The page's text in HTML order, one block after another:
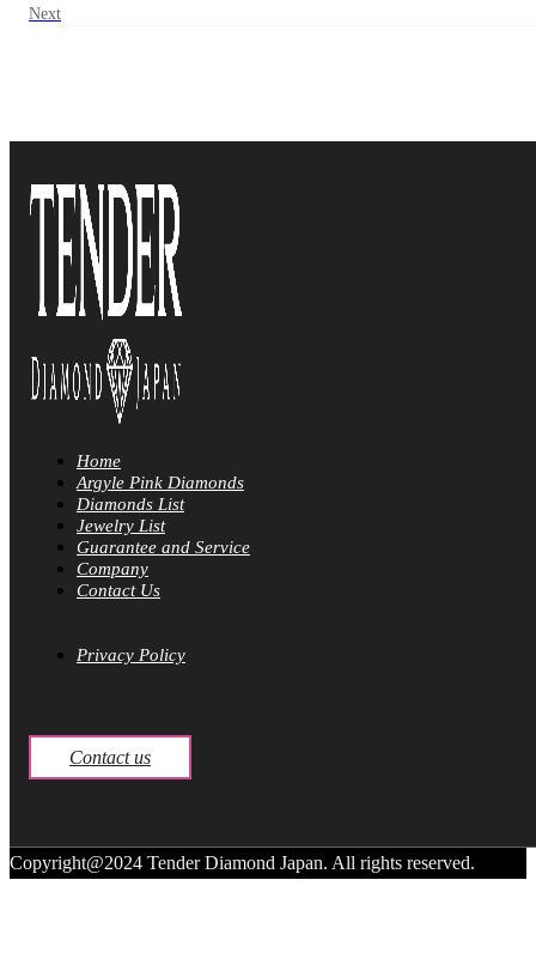
Next
Home
Argyle Pink Diamonds
Diamonds List
Jewelry List
Guarantee and Service
Company
Contact Us
Privacy Policy
Contact us
Copyright@2024 Tender Diamond Japan. All rights reserved.